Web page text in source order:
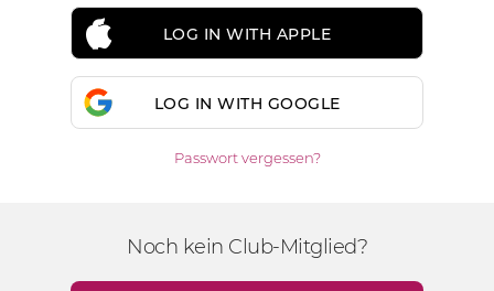
LOG IN WITH APPLE
LOG IN WITH GOOGLE
Passwort vergessen?
Noch kein Club-Mitglied?